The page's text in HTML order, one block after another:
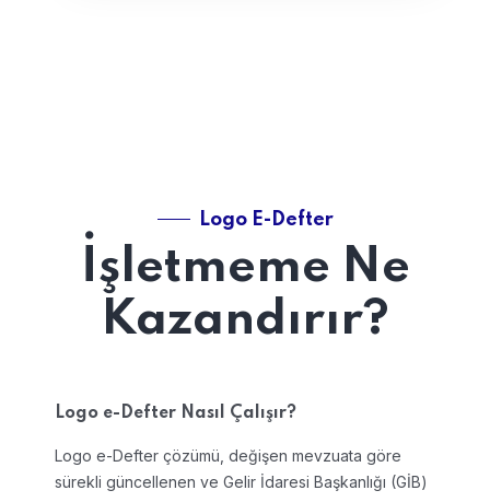
Logo E-Defter
İşletmeme Ne
Kazandırır?
Logo e-Defter Nasıl Çalışır?
Logo e-Defter çözümü, değişen mevzuata göre
sürekli güncellenen ve Gelir İdaresi Başkanlığı (GİB)